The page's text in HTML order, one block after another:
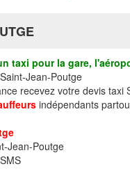
taxi pour la gare,
Jean-Poutge
recevez votre devis
indépendants
Jean-Poutge